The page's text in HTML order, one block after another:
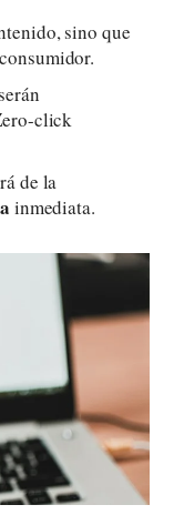
sino que
click
de la
inmediata.